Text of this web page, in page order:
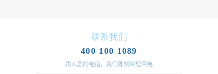
联系我们
400 100 1089
输入您的电话，我们即刻给您回电